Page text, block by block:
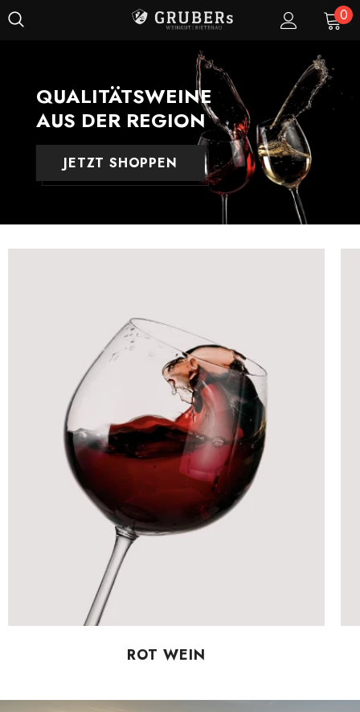
0
QUALITÄTSWEINE
AUS DER REGION
JETZT SHOPPEN
ROT WEIN